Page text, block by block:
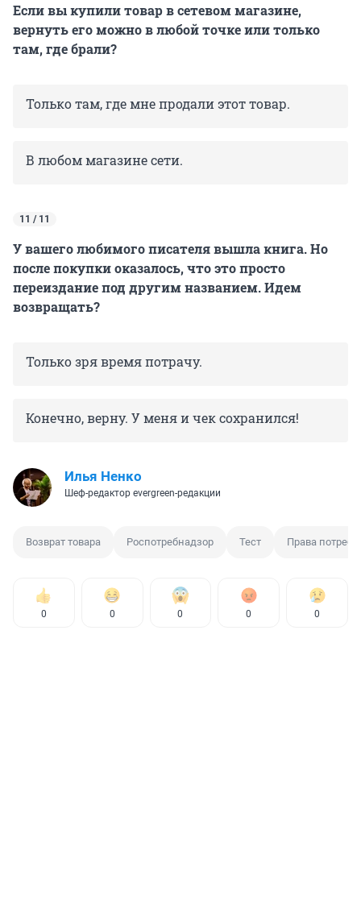
Если вы купили товар в сетевом магазине,
вернуть его можно в любой точке или только
там, где брали?
Только там, где мне продали этот товар.
В любом магазине сети.
11 / 11
У вашего любимого писателя вышла книга. Но
после покупки оказалось, что это просто
переиздание под другим названием. Идем
возвращать?
Только зря время потрачу.
Конечно, верну. У меня и чек сохранился!
Илья Ненко
Шеф-редактор evergreen-редакции
Возврат товара Роспотребнадзор Тест Права
0 0 0 0 0